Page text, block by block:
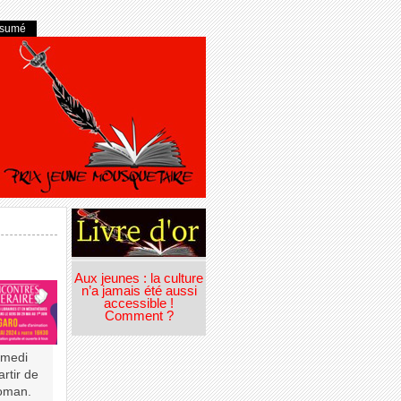
de
Aux jeunes : la culture
n’a jamais été aussi
accessible !
Comment ?